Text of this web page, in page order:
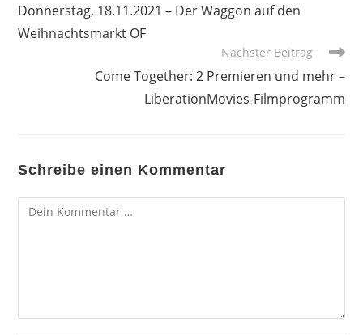
ansehen
Donnerstag, 18.11.2021 – Der Waggon auf den
Weihnachtsmarkt OF
Nächster Beitrag
Come Together: 2 Premieren und mehr –
LiberationMovies-Filmprogramm
Schreibe einen Kommentar
Kommentar